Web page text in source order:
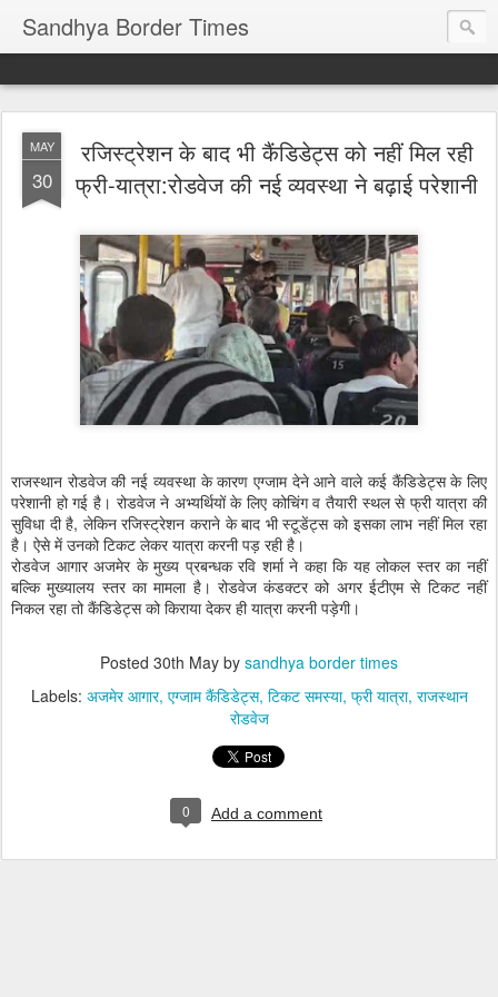
Sandhya Border Times
MAY
30
रजिस्ट्रेशन के बाद भी कैंडिडेट्स को नहीं मिल रही
फ्री-यात्रा:रोडवेज की नई व्यवस्था ने बढ़ाई परेशानी
राजस्थान रोडवेज की नई व्यवस्था के कारण एग्जाम देने आने वाले कई कैंडिडेट्स के लिए
परेशानी हो गई है। रोडवेज ने अभ्यर्थियों के लिए कोचिंग व तैयारी स्थल से फ्री यात्रा की
सुविधा दी है, लेकिन रजिस्ट्रेशन कराने के बाद भी स्टूडेंट्स को इसका लाभ नहीं मिल रहा
है। ऐसे में उनको टिकट लेकर यात्रा करनी पड़ रही है।
रोडवेज आगार अजमेर के मुख्य प्रबन्धक रवि शर्मा ने कहा कि यह लोकल स्तर का नहीं
बल्कि मुख्यालय स्तर का मामला है। रोडवेज कंडक्टर को अगर ईटीएम से टिकट नहीं
निकल रहा तो कैंडिडेट्स को किराया देकर ही यात्रा करनी पड़ेगी।
Posted 30th May by sandhya border times
Labels: अजमेर आगार एग्जाम कैंडिडेट्स टिकट समस्या फ्री यात्रा राजस्थान
रोडवेज
0 Add a comment